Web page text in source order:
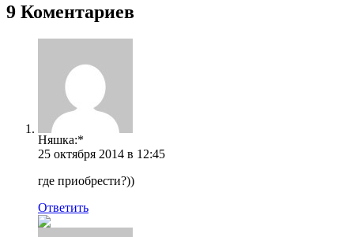
9 Коментариев
Няшка:*
25 октября 2014 в 12:45
где приобрести?))
Ответить